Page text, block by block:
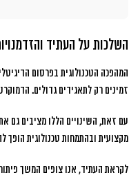
השלכות על העתיד
המהפכה הטכנולוגית בפרסום
זמינים רק לתאגידים גדולים.
עם זאת, השינויים הללו מציבים גם
מקצועית ובהתמחות טכנולוגית הופך
לקראת העתיד, אנו צופים המשך